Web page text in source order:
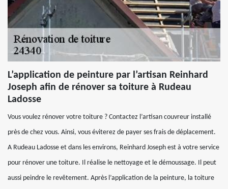
L’application de peinture par l’artisan Reinhard
Joseph afin de rénover sa toiture à Rudeau
Ladosse
Vous voulez rénover votre toiture ? Contactez l’artisan couvreur installé
près de chez vous. Ainsi, vous éviterez de payer ses frais de déplacement.
A Rudeau Ladosse et dans les environs, Reinhard Joseph est à votre service
pour rénover une toiture. Il réalise le nettoyage et le démoussage. Il peut
aussi peindre le revêtement. Après l’application de la peinture, la toiture